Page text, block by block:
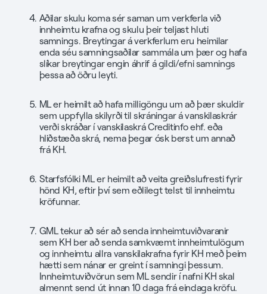
Aðilar skulu koma sér saman um verkferla við
innheimtu krafna og skulu þeir teljast hluti
samnings. Breytingar á verkferlum eru heimilar
enda séu samningsaðilar sammála um þær og hafa
slíkar breytingar engin áhrif á gildi/efni samnings
þessa að öðru leyti.
ML er heimilt að hafa milligöngu um að þær skuldir
sem uppfylla skilyrði til skráningar á vanskilaskrár
verði skráðar í vanskilaskrá Creditinfo ehf. eða
hliðstæða skrá, nema þegar ósk berst um annað
frá KH.
Starfsfólki ML er heimilt að veita greiðslufresti fyrir
hönd KH, eftir því sem eðlilegt telst til innheimtu
kröfunnar.
GML tekur að sér að senda innheimtuviðvaranir
sem KH ber að senda samkvæmt innheimtulögum
og innheimtu allra vanskilakrafna fyrir KH með þeim
hætti sem nánar er greint í samningi þessum.
Innheimtuviðvörun sem ML sendir í nafni KH skal
almennt send út innan 10 daga frá eindaga kröfu.